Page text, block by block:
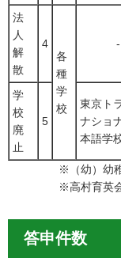
法
人
解
散
4
各
種
学
校
-
学
校
廃
止
5
東京ト
ナショ
本語学
※（幼）幼
※高村育英
答申件数